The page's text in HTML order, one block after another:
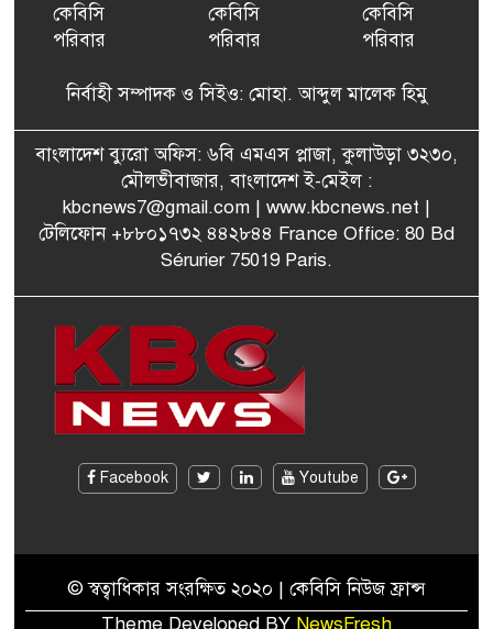
বেনজীরের অন্য দেশের পাসপোর্ট
পরিকল্পনা মন্ত্রণালয়ের স্থায়ী
কমিটি সদস্য হলেন এমপি শকু
মৌলভীবাজারের রাজনগরে
মরিশাসে খুলছে বাংলাদেশের
শ্রমবাজার! দ্রুত সমঝোতা স্বাক্ষর
জাতীয় নির্বাচনে দলীয় নির্দেশনা
কেবিসি
পরিবার
কেবিসি
পরিবার
কেবিসি
পরিবার
নির্বাহী সম্পাদক ও সিইও: মোহা. আব্দুল মালেক হিমু
বাংলাদেশ ব্যুরো অফিস: ৬বি এমএস প্লাজা, কুলাউড়া ৩২৩০,
মৌলভীবাজার, বাংলাদেশ ই-মেইল :
kbcnews7@gmail.com | www.kbcnews.net |
টেলিফোন +৮৮০১৭৩২ ৪৪২৮৪৪ France Office: 80 Bd
Sérurier 75019 Paris.
Facebook Youtube
© স্বত্বাধিকার সংরক্ষিত ২০২০ | কেবিসি নিউজ ফ্রান্স
Theme Developed BY NewsFresh